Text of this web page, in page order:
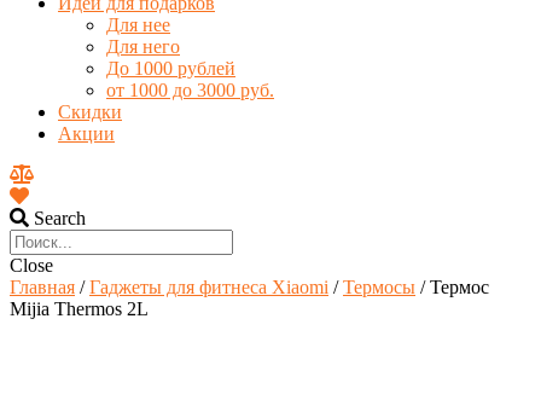
Для нее
Для него
До 1000 рублей
от 1000 до 3000 руб.
Скидки
Акции
Search
Close
Главная /Гаджеты для фитнеса Xiaomi /Термосы / Термос
Mijia Thermos 2L